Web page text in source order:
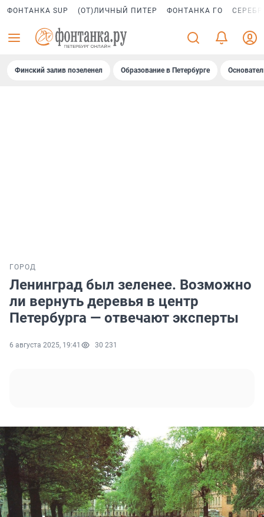
ФОНТАНКА SUP (ОТ)ЛИЧНЫЙ ПИТЕР ФОНТАНКА ГО
Финский залив позеленел Образование в Петербурге
ГОРОД
Ленинград был зеленее. Возможно
ли вернуть деревья в центр
Петербурга — отвечают эксперты
6 августа 2025, 19:41 30 231